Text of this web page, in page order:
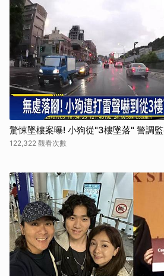
驚悚墜樓案曝! 小狗從"3樓墜落" 警調
122,322 觀看次數